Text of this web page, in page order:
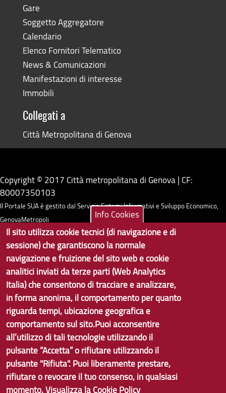
Gare
Soggetto Aggregatore
Calendario
Elenco Fornitori Telematico
News & Comunicazioni
Manifestazioni di interesse
Immobili
Collegati a
Città Metropolitana di Genova
Copyright © 2017 Città metropolitana di Genova | CF:
80007350103
Il Portale SUA è gestito dal Servizio Sistemi Informativi e Sviluppo Economico,
GenovaMetropoli
Tecnologie e Accessibilità
Contatti per il sito Web
Info Cookies
Il sito utilizza cookie tecnici (di navigazione e di
sessione) che garantiscono la normale
navigazione e fruizione del sito web e cookie
analitici inviati da terze parti (Web Analytics
Italia) che consentono di tracciare e analizzare,
in forma anonima, il comportamento per quanto
riguarda tempi, ubicazione geografica e
comportamento sul sito.Puoi acconsentire
all’utilizzo di tali tecnologie utilizzando il
pulsante “Accetta” o rifiutare utilizzando il
pulsante "Rifiuta". Puoi liberamente prestare,
rifiutare o revocare il tuo consenso, in qualsiasi
momento.Visualizza la Cookie Policy